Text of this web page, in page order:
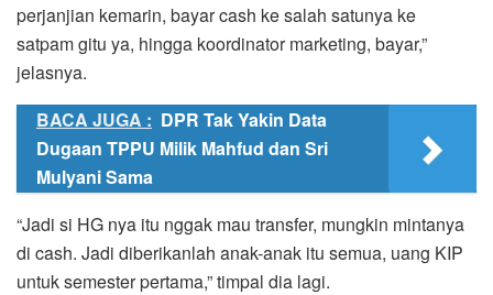
perjanjian kemarin, bayar cash ke salah satunya ke
satpam gitu ya, hingga koordinator marketing, bayar,”
jelasnya.
BACA JUGA : DPR Tak Yakin Data
Dugaan TPPU Milik Mahfud dan Sri
Mulyani Sama
“Jadi si HG nya itu nggak mau transfer, mungkin mintanya
di cash. Jadi diberikanlah anak-anak itu semua, uang KIP
untuk semester pertama,” timpal dia lagi.